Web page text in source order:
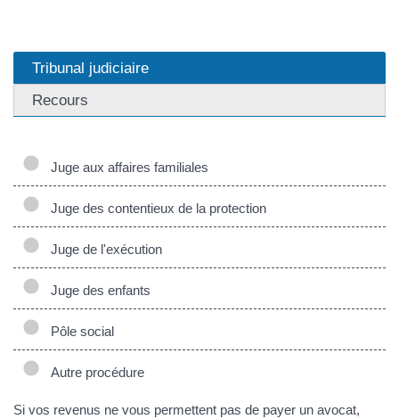
Tribunal judiciaire
Recours
Juge aux affaires familiales
Juge des contentieux de la protection
Juge de l'exécution
Juge des enfants
Pôle social
Autre procédure
Si vos revenus ne vous permettent pas de payer un avocat,